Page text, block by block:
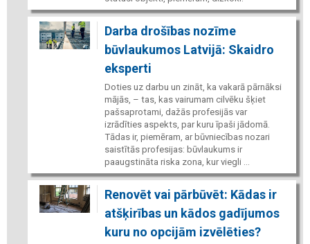
Darba drošības nozīme
būvlaukumos Latvijā: Skaidro
eksperti
Doties uz darbu un zināt, ka vakarā pārnāksi
mājās, – tas, kas vairumam cilvēku šķiet
pašsaprotami, dažās profesijās var
izrādīties aspekts, par kuru īpaši jādomā.
Tādas ir, piemēram, ar būvniecības nozari
saistītās profesijas: būvlaukums ir
paaugstināta riska zona, kur viegli ...
Renovēt vai pārbūvēt: Kādas ir
atšķirības un kādos gadījumos
kuru no opcijām izvēlēties?